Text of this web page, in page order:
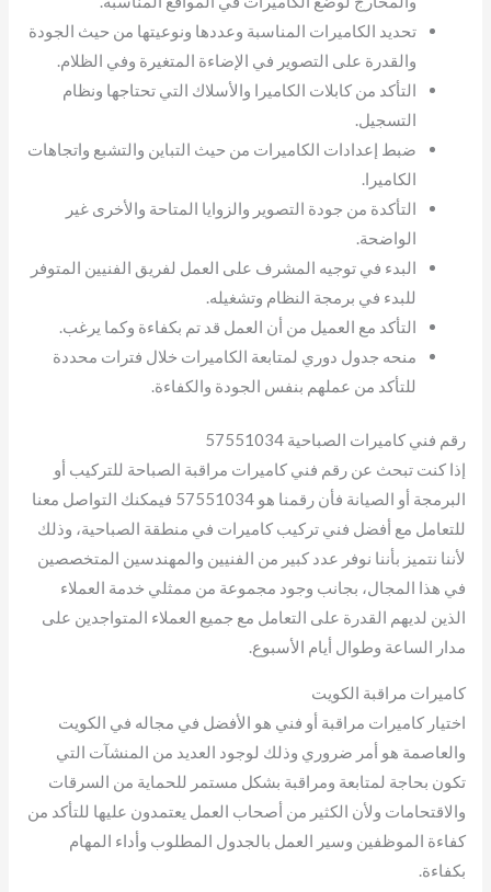
تحديد الكاميرات المناسبة وعددها ونوعيتها من حيث الجودة
والقدرة على التصوير في الإضاءة المتغيرة وفي الظلام.
التأكد من كابلات الكاميرا والأسلاك التي تحتاجها ونظام
التسجيل.
ضبط إعدادات الكاميرات من حيث التباين والتشبع واتجاهات
الكاميرا.
التأكدة من جودة التصوير والزوايا المتاحة والأخرى غير
الواضحة.
البدء في توجيه المشرف على العمل لفريق الفنيين المتوفر
للبدء في برمجة النظام وتشغيله.
التأكد مع العميل من أن العمل قد تم بكفاءة وكما يرغب.
منحه جدول دوري لمتابعة الكاميرات خلال فترات محددة
للتأكد من عملهم بنفس الجودة والكفاءة.
رقم فني كاميرات الصباحية 57551034
إذا كنت تبحث عن رقم فني كاميرات مراقبة الصباحة للتركيب أو
البرمجة أو الصيانة فأن رقمنا هو 57551034 فيمكنك التواصل معنا
للتعامل مع أفضل فني تركيب كاميرات في منطقة الصباحية، وذلك
لأننا نتميز بأننا نوفر عدد كبير من الفنيين والمهندسين المتخصصين
في هذا المجال، بجانب وجود مجموعة من ممثلي خدمة العملاء
الذين لديهم القدرة على التعامل مع جميع العملاء المتواجدين على
مدار الساعة وطوال أيام الأسبوع.
كاميرات مراقبة الكويت
اختيار كاميرات مراقبة أو فني هو الأفضل في مجاله في الكويت
والعاصمة هو أمر ضروري وذلك لوجود العديد من المنشآت التي
تكون بحاجة لمتابعة ومراقبة بشكل مستمر للحماية من السرقات
والاقتحامات ولأن الكثير من أصحاب العمل يعتمدون عليها للتأكد من
كفاءة الموظفين وسير العمل بالجدول المطلوب وأداء المهام
بكفاءة.